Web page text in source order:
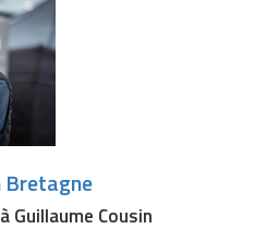
Bretagne
Guillaume Cousin